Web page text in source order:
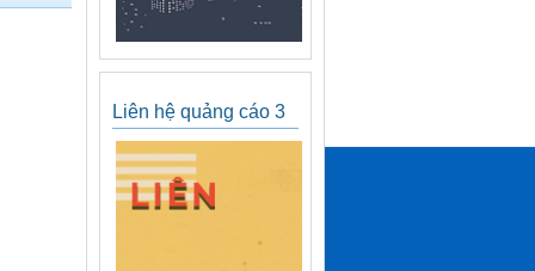
Liên hệ quảng cáo 3